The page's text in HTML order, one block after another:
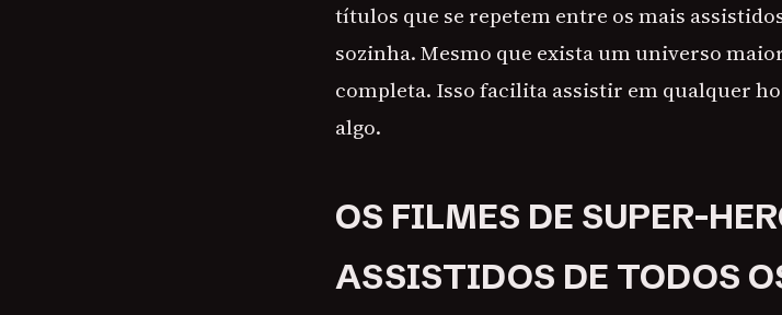
títulos que se repetem entre os mais
sozinha. Mesmo que exista um universo
completa. Isso facilita assistir em qualquer
algo.
OS FILMES DE SUPER-
ASSISTIDOS DE TODOS